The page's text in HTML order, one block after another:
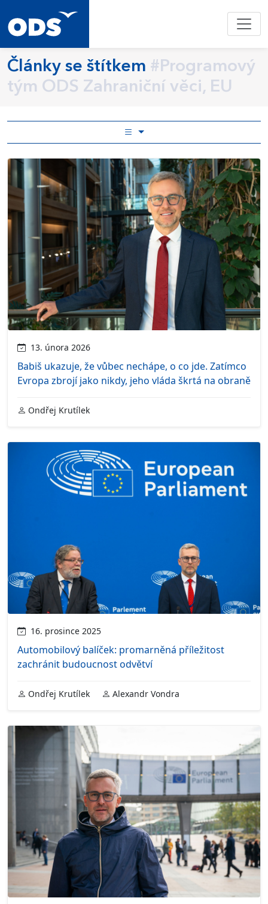
Články se štítkem #Programový
tým ODS Zahraniční věci, EU
13. února 2026
Babiš ukazuje, že vůbec nechápe, o co jde. Zatímco
Evropa zbrojí jako nikdy, jeho vláda škrtá na obraně
Ondřej Krutílek
16. prosince 2025
Automobilový balíček: promarněná příležitost
zachránit budoucnost odvětví
Ondřej Krutílek Alexandr Vondra